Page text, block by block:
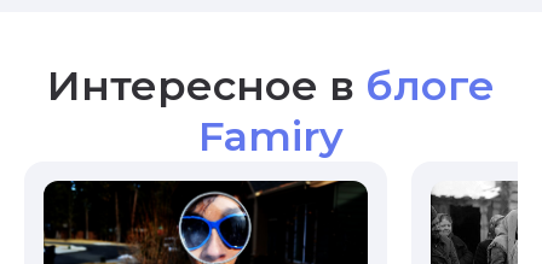
Интересное в блоге
Famiry